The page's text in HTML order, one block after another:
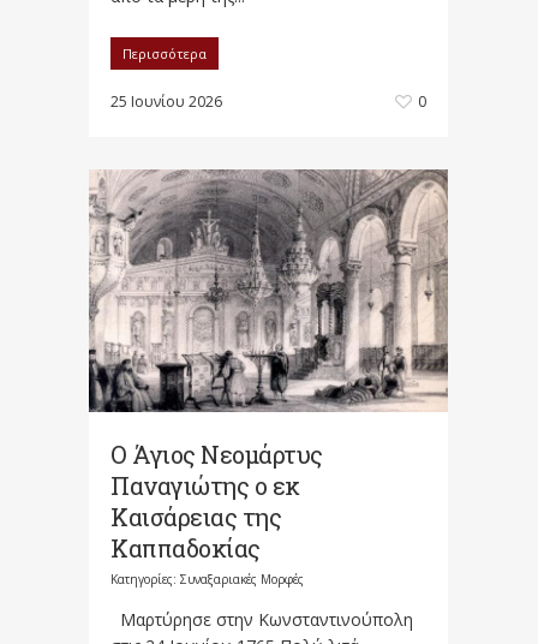
Περισσότερα
25 Ιουνίου 2026 0
Ο Άγιος Νεομάρτυς
Παναγιώτης ο εκ
Καισάρειας της
Καππαδοκίας
Κατηγορίες: Συναξαριακές Μορφές
Μαρτύρησε στην Κωνσταντινούπολη